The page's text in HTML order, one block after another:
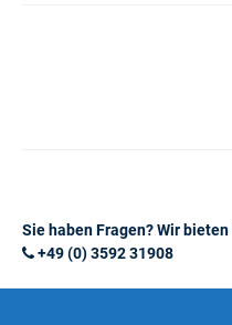
Sie haben Fragen? Wir
+49 (0) 3592 31908